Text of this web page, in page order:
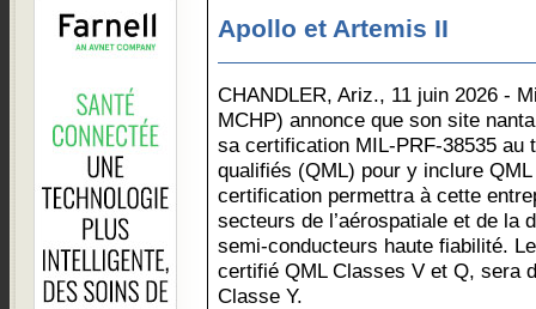
Apollo et Artemis II
CHANDLER, Ariz., 11 juin 2026 -
MCHP) annonce que son site
sa certification MIL-PRF-38535
qualifiés (QML) pour y inclure
certification permettra à cette
secteurs de l’aérospatiale et de la
semi-conducteurs haute fiabilité.
certifié QML Classes V et Q, sera
Classe Y.